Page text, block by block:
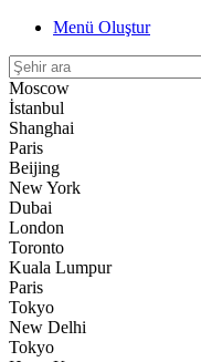
Menü Oluştur
Moscow
İstanbul
Shanghai
Paris
Beijing
New York
Dubai
London
Toronto
Kuala Lumpur
Paris
Tokyo
New Delhi
Tokyo